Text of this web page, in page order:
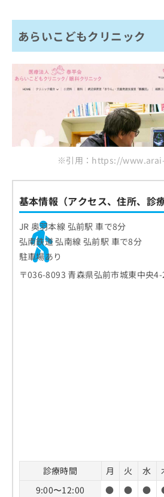
あらいこどもクリニック
※引用：https://
基本情報（アクセス、住所、診療
JR 奥羽本線 弘前駅 車で8分
弘南鉄道 弘南線 弘前駅 車で8分
駐車場あり
〒036-8093 青森県弘前市城東中央
診療時間 月 火 水
9:00〜12:00
● ● ●